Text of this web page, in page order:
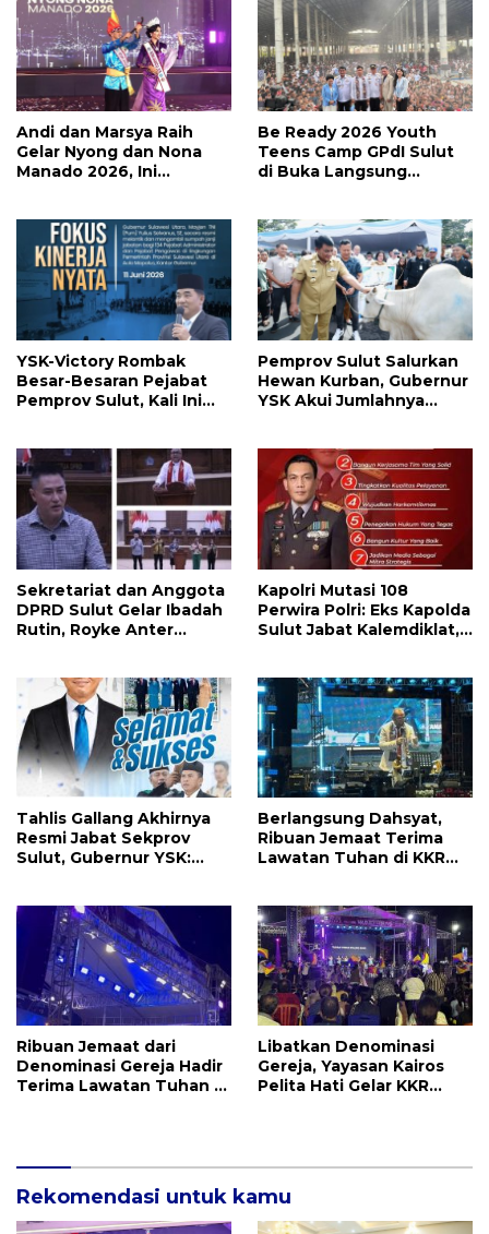
Andi dan Marsya Raih
Gelar Nyong dan Nona
Manado 2026, Ini
Be Ready 2026 Youth
Teens Camp GPdI Sulut
di Buka Langsung
Julia Tuwo Beri Apresiasi
Tinggi
YSK-Victory Rombak
Besar-Besaran Pejabat
Pemprov Sulut, Kali Ini
Pemprov Sulut Salurkan
Hewan Kurban, Gubernur
YSK Akui Jumlahnya
Kemampuan Anggaran
Sekretariat dan Anggota
DPRD Sulut Gelar Ibadah
Rutin, Royke Anter
Pengingat
Kapolri Mutasi 108
Perwira Polri: Eks Kapolda
Sulut Jabat Kalemdiklat,
Tahlis Gallang Akhirnya
Resmi Jabat Sekprov
Sulut, Gubernur YSK:
Berdampak
Berlangsung Dahsyat,
Ribuan Jemaat Terima
Lawatan Tuhan di KKR
Ribuan Jemaat dari
Denominasi Gereja Hadir
Terima Lawatan Tuhan di
Libatkan Denominasi
Gereja, Yayasan Kairos
Pelita Hati Gelar KKR
Rekomendasi untuk kamu